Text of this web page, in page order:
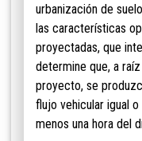
urbanización de
las características
proyectadas, que
determine que, a
proyecto, se
flujo vehicular igual
menos una hora del